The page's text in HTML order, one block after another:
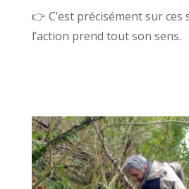
👉 C’est précisément sur ces
l’action prend tout son sens.